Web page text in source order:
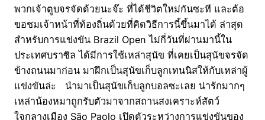
พวกเจ้าตูบจรจัดด้วยนะจ๊ะ ที่ได้ชีวิตใหม่กันซะที และต้อ
ขอชมเจ้าหน้าที่ท้องถิ่นด้วยที่คิดวิธีการนี้ขึ้นมาได้ ล่าสุด
สำหรับการแข่งขัน Brazil Open ไม่กี่วันที่ผ่านมานี้ใน
ประเทศบราซิล ได้มีการใช้เหล่าสุนัข ที่เคยเป็นสุนัขจรจัด
ข้างถนนมาก่อน มาฝึกเป็นสุนัขเก็บลูกเทนนิสให้กับเหล่าผู้
แข่งขันล่ะ นำมาเป็นสุนัขเก็บลูกบอลซะเลย น่ารักมากๆ
เหล่าน้องหมาถูกรับตัวมาจากสถานสงเคราะห์สัตว์
ใจกลางเมือง São Paolo เปิดตัวระหว่างการแข่งขันของ